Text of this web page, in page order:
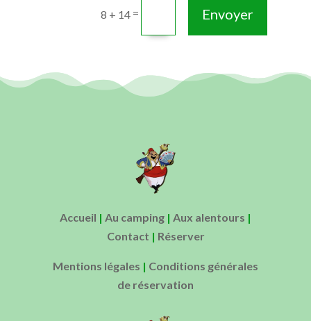
8 + 14 = Envoyer
Accueil | Au camping | Aux alentours |
Contact | Réserver
Mentions légales | Conditions générales
de réservation